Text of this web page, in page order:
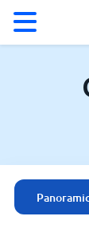
Meteo a
Messico